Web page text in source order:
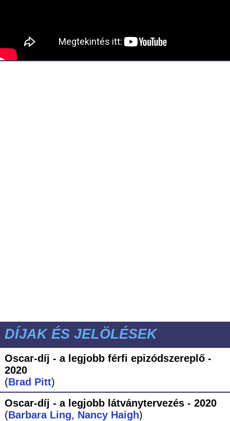
DÍJAK ÉS JELÖLÉSEK
Oscar-díj - a legjobb férfi epizódszereplő -
2020
(Brad Pitt)
Oscar-díj - a legjobb látványtervezés - 2020
(Barbara Ling, Nancy Haigh)